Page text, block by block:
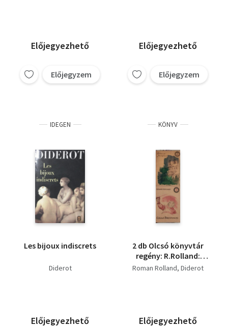
Előjegyezhető
Előjegyzem
Előjegyezhető
Előjegyzem
IDEGEN
Les bijoux indiscrets
Diderot
Előjegyezhető
KÖNYV
2 db Olcsó könyvtár
regény: R.Rolland:
Colas Breugnon,
Roman Rolland Diderot
Előjegyezhető